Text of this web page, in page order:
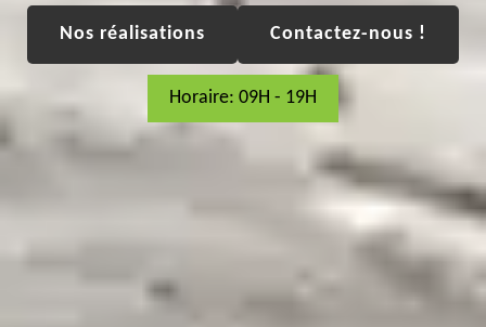
Nos réalisations Contactez-nous !
Horaire: 09H - 19H